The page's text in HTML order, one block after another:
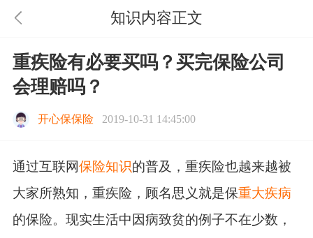
知识内容正文
重疾险有必要买吗？买完保险公司
会理赔吗？
开心保保险 2019-10-31 14:45:00
通过互联网保险知识的普及，重疾险也越来越被
大家所熟知，重疾险，顾名思义就是保重大疾病
的保险。现实生活中因病致贫的例子不在少数，